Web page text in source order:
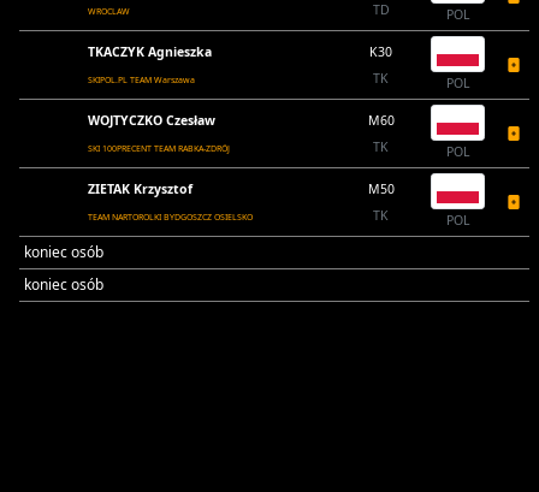
WROCLAW
TD
POL
TKACZYK Agnieszka
SKIPOL.PL TEAM Warszawa
K30
TK
POL
WOJTYCZKO Czesław
SKI 100PRECENT TEAM RABKA-ZDRÓJ
M60
TK
POL
ZIETAK Krzysztof
TEAM NARTOROLKI BYDGOSZCZ OSIELSKO
M50
TK
POL
koniec osób
koniec osób